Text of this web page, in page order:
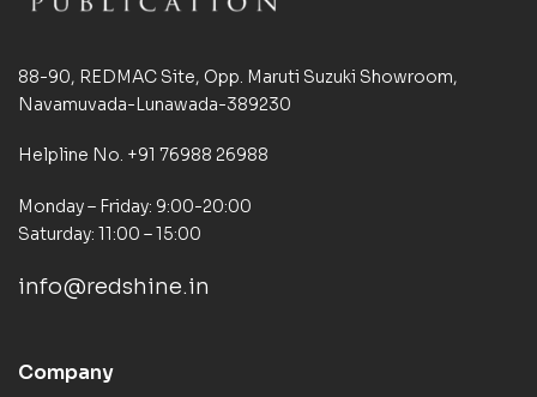
88-90, REDMAC Site, Opp. Maruti Suzuki Showroom,
Navamuvada-Lunawada-389230
Helpline No. +91 76988 26988
Monday – Friday: 9:00-20:00
Saturday: 11:00 – 15:00
info@redshine.in
Company